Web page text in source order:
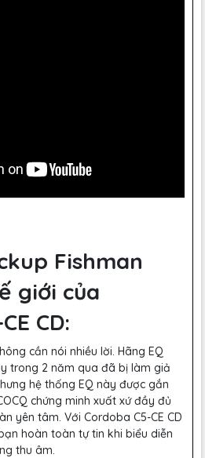
Fishman
giới của
CD:
cần nói nhiều lời. Hãng EQ
trong 2 năm qua đã bị làm giả
hệ thống EQ này được gắn
chứng minh xuất xứ đầy đủ
yên tâm. Với Cordoba C5-CE CD
hoàn toàn tự tin khi biểu diễn
thu âm.